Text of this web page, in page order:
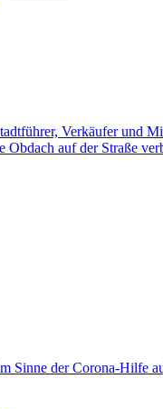
Sinne der Corona-Hilfe